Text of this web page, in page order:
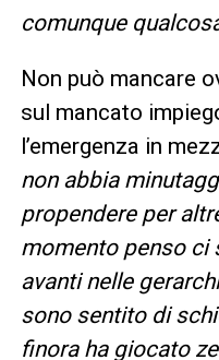
comunque
Non può mancare
sul mancato
l’emergenza in
non abbia
propendere per
momento penso ci
avanti nelle
sono sentito di
finora ha giocato